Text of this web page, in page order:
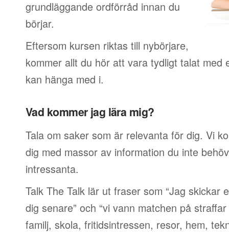
grundläggande ordförråd innan du
börjar.
Eftersom kursen riktas till nybörjare,
kommer allt du hör att vara tydligt talat med
kan hänga med i.
Vad kommer jag lära mig?
Tala om saker som är relevanta för dig. Vi
dig med massor av information du inte
intressanta.
Talk The Talk lär ut fraser som “Jag skickar
dig senare” och “vi vann matchen på
familj, skola, fritidsintressen, resor, hem,